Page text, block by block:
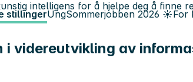
stillingerUngSommerjobben 2026 ☀️For
i videreutvikling av
intelligens for å hjelpe deg å